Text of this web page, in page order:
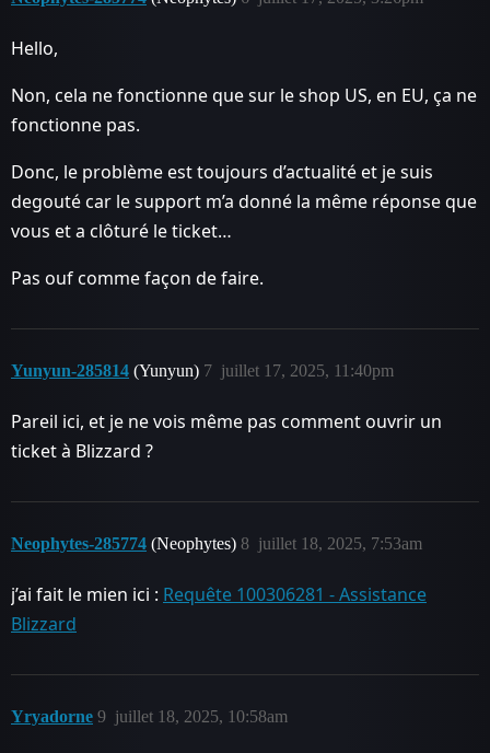
Hello,
Non, cela ne fonctionne que sur le shop US, en EU, ça ne
fonctionne pas.
Donc, le problème est toujours d’actualité et je suis
degouté car le support m’a donné la même réponse que
vous et a clôturé le ticket…
Pas ouf comme façon de faire.
Yunyun-285814 (Yunyun) juillet 17, 2025, 11:40pm
7
Pareil ici, et je ne vois même pas comment ouvrir un
ticket à Blizzard ?
Neophytes-285774 (Neophytes) juillet 18, 2025, 7:53am
8
j’ai fait le mien ici : Requête 100306281 - Assistance
Blizzard
Yryadorne juillet 18, 2025, 10:58am
9